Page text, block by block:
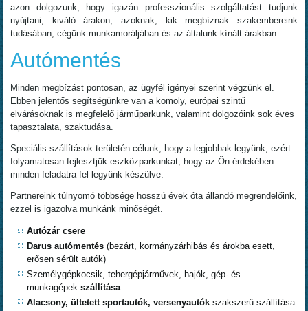
azon dolgozunk, hogy igazán professzionális szolgáltatást tudjunk
nyújtani, kiváló árakon, azoknak, kik megbíznak szakembereink
tudásában, cégünk munkamoráljában és az általunk kínált árakban.
Autómentés
Minden megbízást pontosan, az ügyfél igényei szerint végzünk el.
Ebben jelentős segítségünkre van a komoly, európai szintű
elvárásoknak is megfelelő járműparkunk, valamint dolgozóink sok éves
tapasztalata, szaktudása.
Speciális szállítások területén célunk, hogy a legjobbak legyünk, ezért
folyamatosan fejlesztjük eszközparkunkat, hogy az Ön érdekében
minden feladatra fel legyünk készülve.
Partnereink túlnyomó többsége hosszú évek óta állandó megrendelőink,
ezzel is igazolva munkánk minőségét.
Autózár csere
Darus autómentés(bezárt, kormányzárhibás és árokba esett,
erősen sérült autók)
Személygépkocsik, tehergépjárművek, hajók, gép- és
munkagépekszállítása
Alacsony, ültetett sportautók, versenyautókszakszerű szállítása